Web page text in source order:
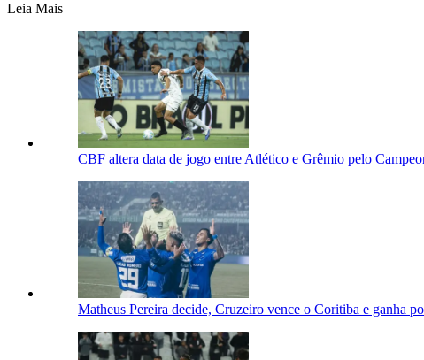
Leia Mais
CBF altera data de jogo entre Atlético e Grêmio pelo
Matheus Pereira decide, Cruzeiro vence o Coritiba e ganha